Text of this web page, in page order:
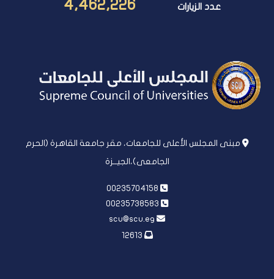
عدد الزيارات 4,462,226
مبنى المجلس الأعلى للجامعات، مقر جامعة القاهرة (الحرم
الجامعى)،الجيــزة